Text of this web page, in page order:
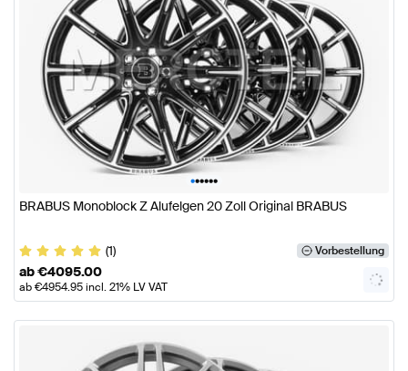
••••••
BRABUS Monoblock Z Alufelgen 20 Zoll Original BRABUS
(1) Vorbestellung
ab€4095.00
ab€4954.95incl. 21% LV VAT